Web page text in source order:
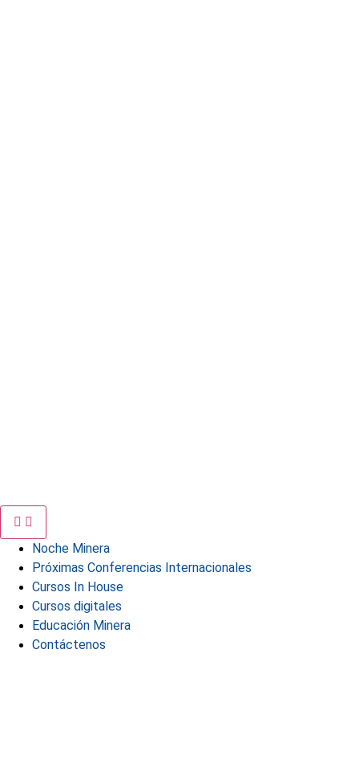
Noche Minera
Próximas Conferencias Internacionales
Cursos In House
Cursos digitales
Educación Minera
Contáctenos